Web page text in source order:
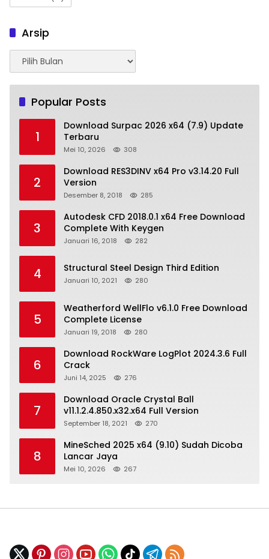
Arsip
Arsip
Popular Posts
1
Download Surpac 2026 x64 (7.9) Update
Terbaru
Mei 10, 2026 308
2
Download RES3DINV x64 Pro v3.14.20 Full
Version
Desember 8, 2018 285
3
Autodesk CFD 2018.0.1 x64 Free Download
Complete With Keygen
Januari 16, 2018 282
4 Structural Steel Design Third Edition
Januari 10, 2021 280
5
Weatherford WellFlo v6.1.0 Free Download
Complete License
Januari 19, 2018 280
6
Download RockWare LogPlot 2024.3.6 Full
Crack
Juni 14, 2025 276
7
Download Oracle Crystal Ball
v11.1.2.4.850.x32.x64 Full Version
September 18, 2021 270
8
MineSched 2025 x64 (9.10) Sudah Dicoba
Lancar Jaya
Mei 10, 2026 267